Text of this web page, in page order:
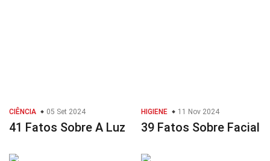
CIÊNCIA 05 Set 2024
41 Fatos Sobre A Luz
HIGIENE 11 Nov 2024
39 Fatos Sobre Facial